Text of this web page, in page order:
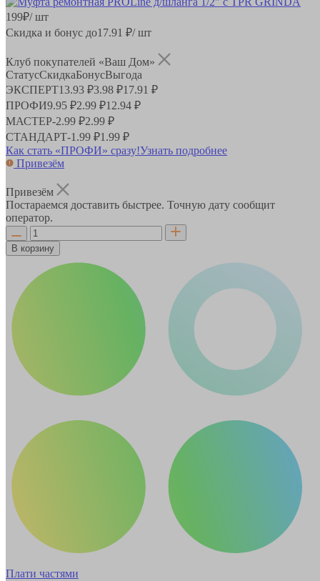
199₽/ шт
Скидка и бонус до17.91 ₽/ шт
Клуб покупателей «Ваш Дом»
СтатусСкидкаБонусВыгода
ЭКСПЕРТ13.93 ₽3.98 ₽17.91 ₽
ПРОФИ9.95 ₽2.99 ₽12.94 ₽
МАСТЕР-2.99 ₽2.99 ₽
СТАНДАРТ-1.99 ₽1.99 ₽
Как стать «ПРОФИ» сразу!Узнать подробнее
Привезём
Привезём
Постараемся доставить быстрее. Точную дату сообщит
оператор.
В корзину
Плати частями